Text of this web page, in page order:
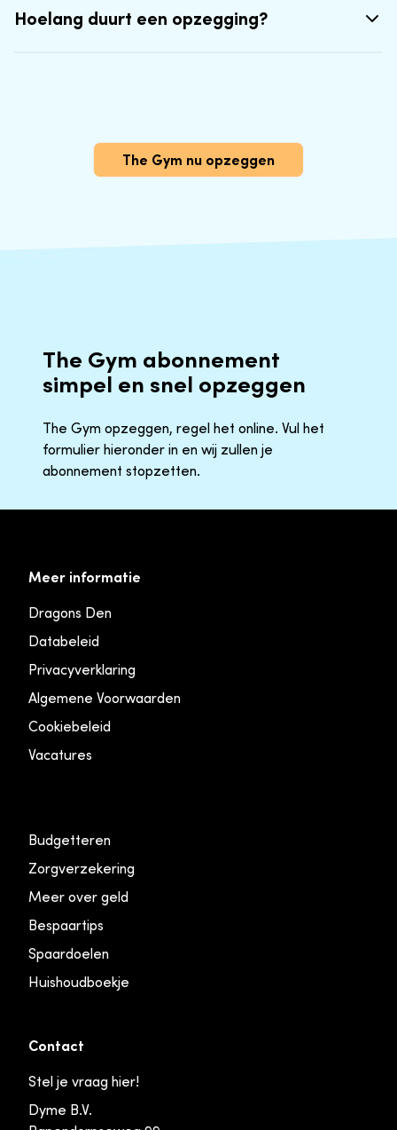
Hoelang duurt een opzegging?
The Gym nu opzeggen
The Gym abonnement
simpel en snel opzeggen
The Gym opzeggen, regel het online. Vul het
formulier hieronder in en wij zullen je
abonnement stopzetten.
Meer informatie
Dragons Den
Databeleid
Privacyverklaring
Algemene Voorwaarden
Cookiebeleid
Vacatures
Budgetteren
Zorgverzekering
Meer over geld
Bespaartips
Spaardoelen
Huishoudboekje
Contact
Stel je vraag hier!
Dyme B.V.